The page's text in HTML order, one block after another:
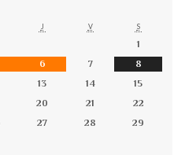
J V S
1
6 7
8
13 14
15
20 21
22
27 28
29